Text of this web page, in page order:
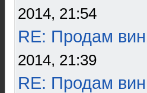
2014, 21:54
RE: Продам
2014, 21:39
RE: Продам